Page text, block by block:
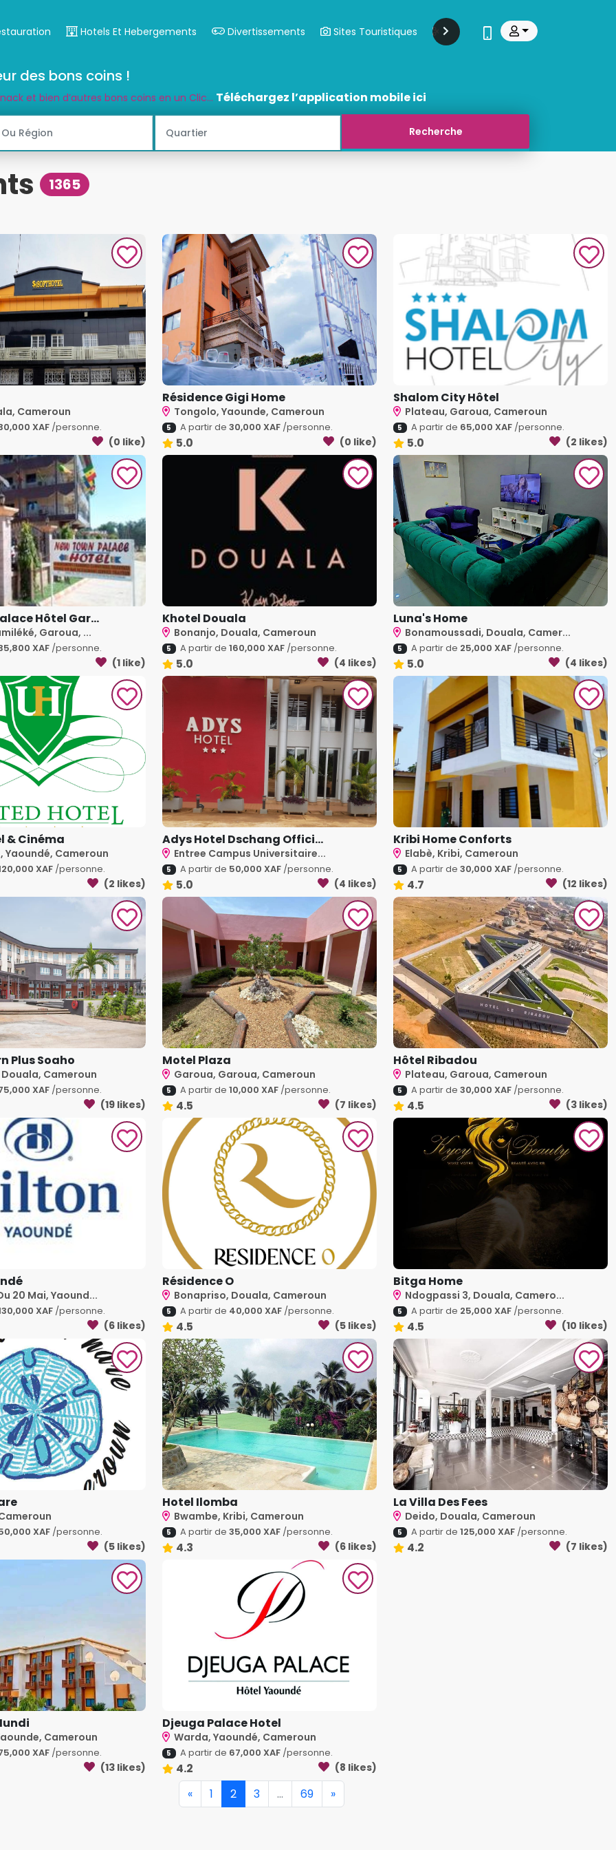
Hotels Et Hebergements Divertissements Sites Touristiques Modes Et Beauté
des bons coins !
et bien d’autres bons coins en un Clic... Téléchargez l’application mobile ici
1365
Cameroun
XAF/personne.
(0 like)
Résidence Gigi Home
Tongolo, Yaounde, Cameroun
5 A partir de 30,000 XAF/personne.
5.0 (0 like)
Shalom City Hôtel
Plateau, Garoua, Cameroun
5 A partir de 65,000 XAF/personne.
5.0 (2 likes)
Hôtel Gar...
Garoua, ...
XAF/personne.
(1 like)
Khotel Douala
Bonanjo, Douala, Cameroun
5 A partir de 160,000 XAF/personne.
5.0 (4 likes)
Luna's Home
Bonamoussadi, Douala, Camer...
5 A partir de 25,000 XAF/personne.
5.0 (4 likes)
& Cinéma
Yaoundé, Cameroun
XAF/personne.
(2 likes)
Adys Hotel Dschang Offici...
Entree Campus Universitaire...
5 A partir de 50,000 XAF/personne.
5.0 (4 likes)
Kribi Home Conforts
Elabè, Kribi, Cameroun
5 A partir de 30,000 XAF/personne.
4.7 (12 likes)
Plus Soaho
Cameroun
XAF/personne.
(19 likes)
Motel Plaza
Garoua, Garoua, Cameroun
5 A partir de 10,000 XAF/personne.
4.5 (7 likes)
Hôtel Ribadou
Plateau, Garoua, Cameroun
5 A partir de 30,000 XAF/personne.
4.5 (3 likes)
20 Mai, Yaound...
XAF/personne.
(6 likes)
Résidence O
Bonapriso, Douala, Cameroun
5 A partir de 40,000 XAF/personne.
4.5 (5 likes)
Bitga Home
Ndogpassi 3, Douala, Camero...
5 A partir de 25,000 XAF/personne.
4.5 (10 likes)
XAF/personne.
(5 likes)
Hotel Ilomba
Bwambe, Kribi, Cameroun
5 A partir de 35,000 XAF/personne.
4.3 (6 likes)
La Villa Des Fees
Deido, Douala, Cameroun
5 A partir de 125,000 XAF/personne.
4.2 (7 likes)
Cameroun
XAF/personne.
(13 likes)
Djeuga Palace Hotel
Warda, Yaoundé, Cameroun
5 A partir de 67,000 XAF/personne.
4.2 (8 likes)
« 1 2 3 ... 69 »